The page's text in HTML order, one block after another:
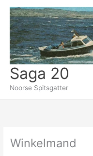
naar
inhoud
Saga 20
Noorse Spitsgatter
Winkelmand